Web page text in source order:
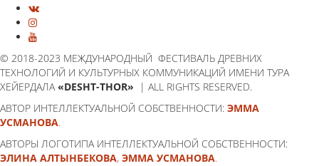
© 2018-2023 МЕЖДУНАРОДНЫЙ ФЕСТИВАЛЬ ДРЕВНИХ
ТЕХНОЛОГИЙ И КУЛЬТУРНЫХ КОММУНИКАЦИЙ ИМЕНИ ТУРА
ХЕЙЕРДАЛА«DESHT-THOR» | ALL RIGHTS RESERVED.
АВТОР ИНТЕЛЛЕКТУАЛЬНОЙ СОБСТВЕННОСТИ: ЭММА
УСМАНОВА.
АВТОРЫ ЛОГОТИПА ИНТЕЛЛЕКТУАЛЬНОЙ СОБСТВЕННОСТИ:
ЭЛИНА АЛТЫНБЕКОВА, ЭММА УСМАНОВА.